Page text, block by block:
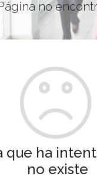
no
que ha
no existe